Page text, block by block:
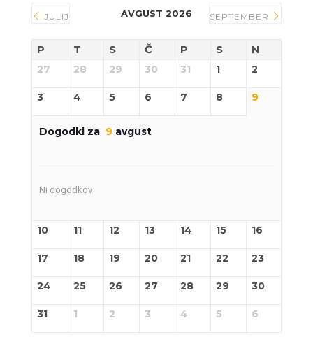
JULIJ AVGUST 2026 SEPTEMBER
P T S Č P S N
27 28 29 30 31 1 2
3 4 5 6 7 8 9
Dogodki za 9 avgust
Ni dogodkov
10 11 12 13 14 15 16
17 18 19 20 21 22 23
24 25 26 27 28 29 30
31 1 2 3 4 5 6